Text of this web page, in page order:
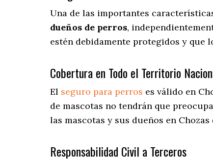
Una de las importantes
dueños de perros,
estén debidamente protegidos y que
Cobertura en Todo el Territorio
El seguro para perros es válido en
de mascotas no tendrán que
las mascotas y sus dueños en
Responsabilidad Civil a Terceros